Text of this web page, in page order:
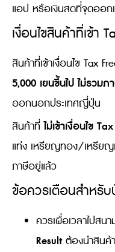
แอป หรือเงินสดที่จุดออก
เงื่อนไขสินค้าที่เข้า
สินค้าที่เข้าเงื่อนไข Tax
5,000 เยนขึ้นไป ไม่รว
ออกนอกประเทศญี่ปุ่น
สินค้าที่ไม่เข้าเงื่อนไข
แท่ง เหรียญทอง/เหรียญ
ภาษีอยู่แล้ว
ข้อควรเตือนสำหรั
ควรเผื่อเวลาไปสน
Resultต้องนำสินค้า